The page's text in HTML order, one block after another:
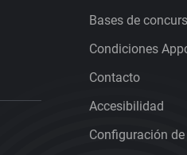
Bases de
Condiciones
Contacto
Accesibilidad
Configuración